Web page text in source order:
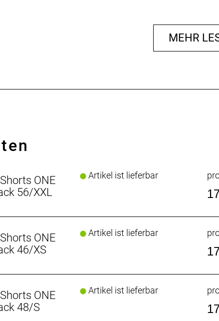
MEHR
ONE
56/XXL
Artikel ist lieferbar
ONE
46/XS
Artikel ist lieferbar
ONE
48/S
Artikel ist lieferbar